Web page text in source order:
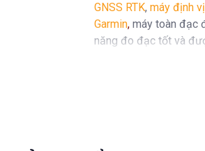
GNSS RTK, máy định
Garmin, máy toàn đạc
năng đo đạc tốt và